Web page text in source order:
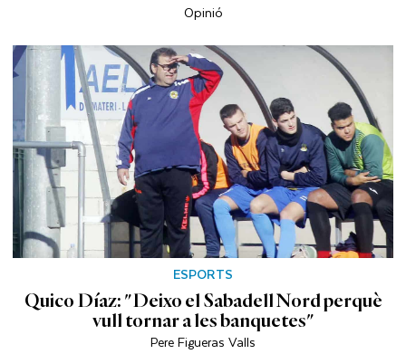
Opinió
ESPORTS
Quico Díaz: "Deixo el Sabadell Nord perquè
vull tornar a les banquetes"
Pere Figueras Valls